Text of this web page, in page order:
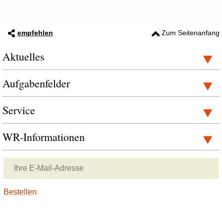
empfehlen Zum Seitenanfang
Aktuelles
Aufgabenfelder
Service
WR-Informationen